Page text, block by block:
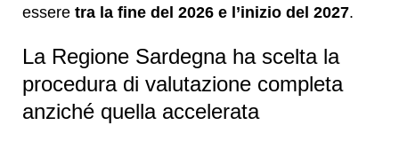
essere tra la fine del 2026 e l’inizio del 2027.
La Regione Sardegna ha scelta la
procedura di valutazione completa
anziché quella accelerata